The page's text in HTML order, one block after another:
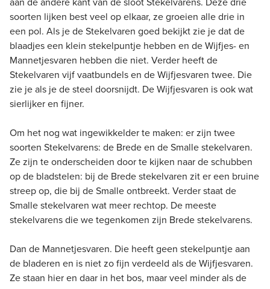
soorten lijken best veel op elkaar, ze groeien alle drie in
een pol. Als je de Stekelvaren goed bekijkt zie je dat de
blaadjes een klein stekelpuntje hebben en de Wijfjes- en
Mannetjesvaren hebben die niet. Verder heeft de
Stekelvaren vijf vaatbundels en de Wijfjesvaren twee. Die
zie je als je de steel doorsnijdt. De Wijfjesvaren is ook wat
sierlijker en fijner.
Om het nog wat ingewikkelder te maken: er zijn twee
soorten Stekelvarens: de Brede en de Smalle stekelvaren.
Ze zijn te onderscheiden door te kijken naar de schubben
op de bladstelen: bij de Brede stekelvaren zit er een bruine
streep op, die bij de Smalle ontbreekt. Verder staat de
Smalle stekelvaren wat meer rechtop. De meeste
stekelvarens die we tegenkomen zijn Brede stekelvarens.
Dan de Mannetjesvaren. Die heeft geen stekelpuntje aan
de bladeren en is niet zo fijn verdeeld als de Wijfjesvaren.
Ze staan hier en daar in het bos, maar veel minder als de